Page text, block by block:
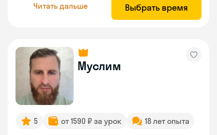
Читать дальше Выбрать время
Муслим
5 от 1590 ₽ за урок 18 лет опыта